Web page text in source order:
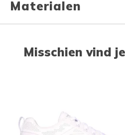
Materialen
Misschien vind